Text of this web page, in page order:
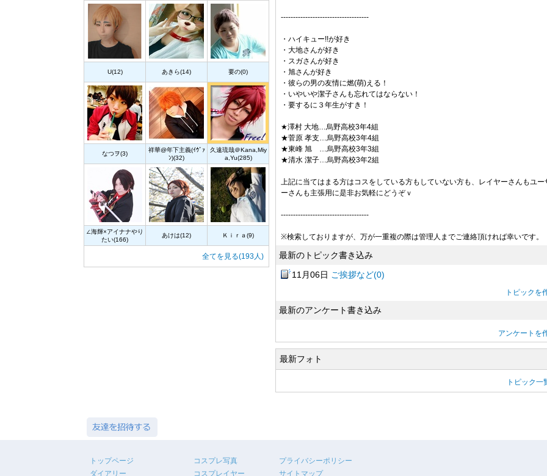
U(12) あきら(14) 要の(0)
なつヲ(3)
祥華@年下主義(ｲｳﾞｧ
ﾝ)(32)
久遠琉哉＠Kana,Miy
a,Yu(285)
∠海輝×アイナナやり
たい(166)
あけは(12) Ｋｉｒａ(9)
全てを見る(193人)
------------------------------------
・ハイキュー!!が好き
・大地さんが好き
・スガさんが好き
・旭さんが好き
・彼らの男の友情に燃(萌)える！
・いやいや潔子さんも忘れてはならない！
・要するに３年生がすき！
★澤村 大地…烏野高校3年4組
★菅原 孝支…烏野高校3年4組
★東峰 旭 …烏野高校3年3組
★清水 潔子…烏野高校3年2組
上記に当てはまる方はコスをしている方もしていない方も、レイヤーさんもユー
ーさんも主張用に是非お気軽にどうぞｖ
------------------------------------
※検索しておりますが、万が一重複の際は管理人までご連絡頂ければ幸いです。
最新のトピック書き込み
11月06日 ご挨拶など(0)
トピックを
最新のアンケート書き込み
アンケートを
最新フォト
トピック一
トップページ
ダイアリー
コスプレ写真
コスプレイヤー
プライバシーポリシー
サイトマップ